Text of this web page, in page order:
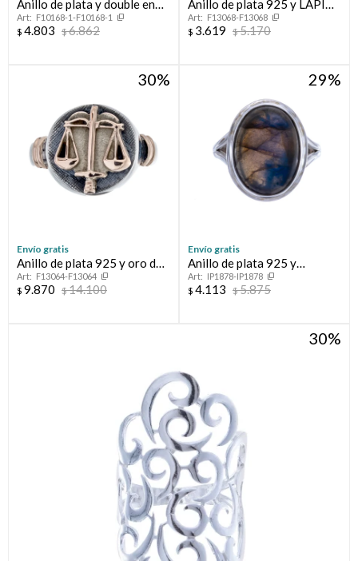
Anillo de plata y double en
oro 18 ltes.LINEA KIDS;
VARÓN.
F10168-1-F10168-1
$ 4.803 $6.862
Anillo de plata 925 y LAPIZ
LAZULIF13068-F13068
$ 3.619 $5.170
30
Envío gratis
Anillo de plata 925 y oro de
10 ktes ABOGACÍA
F13064-F13064
$ 9.870 $14.100
29
Envío gratis
Anillo de plata 925 y
Calcedonia
IP1878-IP1878
$ 4.113 $5.875
30